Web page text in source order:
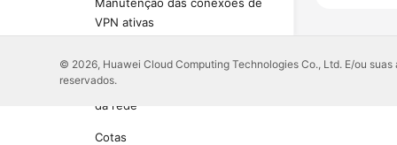
VPN ativas
Largura de banda e velocidade
da rede
Cotas
© 2026, Huawei Cloud Computing Technologies Co., Ltd. E/ou suas
reservados.